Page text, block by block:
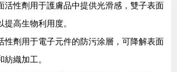
活性劑用于護膚品中提供光滑感，雙子表面
高生物利用度。
性劑用于電子元件的防污涂層，可降解表面
織加工。